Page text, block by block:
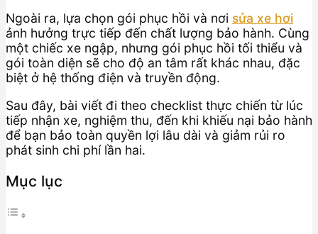
Ngoài ra, lựa chọn gói phục hồi và nơi sửa xe hơi
ảnh hưởng trực tiếp đến chất lượng bảo hành. Cùng
một chiếc xe ngập, nhưng gói phục hồi tối thiểu và
gói toàn diện sẽ cho độ an tâm rất khác nhau, đặc
biệt ở hệ thống điện và truyền động.
Sau đây, bài viết đi theo checklist thực chiến từ lúc
tiếp nhận xe, nghiệm thu, đến khi khiếu nại bảo hành
để bạn bảo toàn quyền lợi lâu dài và giảm rủi ro
phát sinh chi phí lần hai.
Mục lục